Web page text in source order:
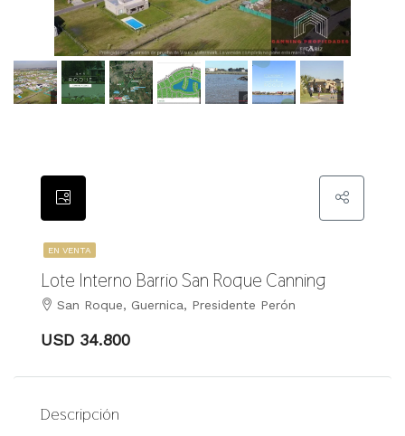
EN VENTA
Lote Interno Barrio San Roque Canning
San Roque, Guernica, Presidente Perón
USD 34.800
Descripción